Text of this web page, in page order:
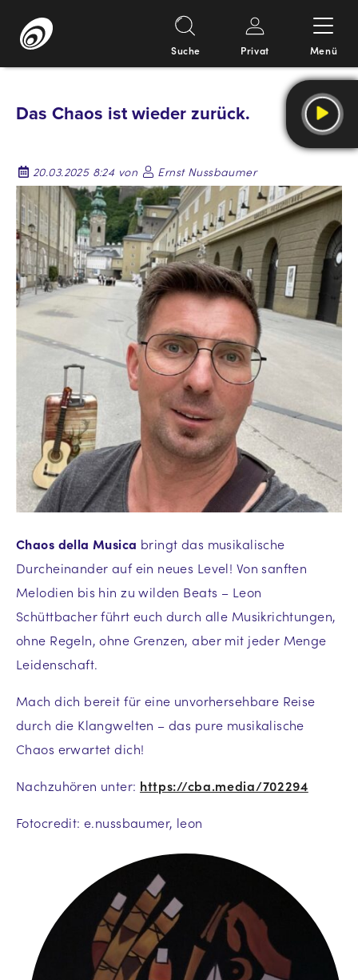
Inhalt
Suche Privat Menü
Das Chaos ist wieder zurück.
20.03.2025 8:24 von Ernst Nussbaumer
Chaos della Musica bringt das musikalische
Durcheinander auf ein neues Level! Von sanften
Melodien bis hin zu wilden Beats – Leon
Schüttbacher führt euch durch alle Musikrichtungen,
ohne Regeln, ohne Grenzen, aber mit jeder Menge
Leidenschaft.
Mach dich bereit für eine unvorhersehbare Reise
durch die Klangwelten – das pure musikalische
Chaos erwartet dich!
Nachzuhören unter: https://cba.media/702294
Fotocredit: e.nussbaumer, leon